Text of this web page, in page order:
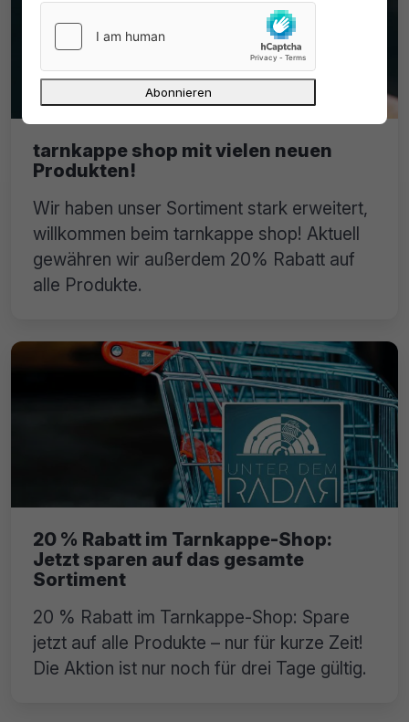
tarnkappe shop mit vielen neuen
Produkten!
Wir haben unser Sortiment stark erweitert,
willkommen beim tarnkappe shop! Aktuell
gewähren wir außerdem 20% Rabatt auf
alle Produkte.
20 % Rabatt im Tarnkappe-Shop:
Jetzt sparen auf das gesamte
Sortiment
20 % Rabatt im Tarnkappe-Shop: Spare
jetzt auf alle Produkte – nur für kurze Zeit!
Die Aktion ist nur noch für drei Tage gültig.